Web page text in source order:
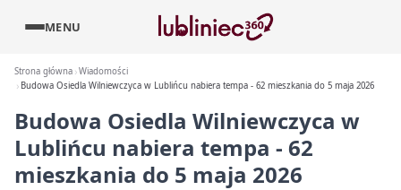
MENU
Strona główna Wiadomości
Budowa Osiedla Wilniewczyca w Lublińcu nabiera tempa - 62 mieszkania do 5 maja 2026
Budowa Osiedla Wilniewczyca w
Lublińcu nabiera tempa - 62
mieszkania do 5 maja 2026